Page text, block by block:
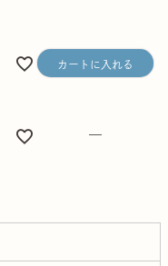
カートに入れる
—